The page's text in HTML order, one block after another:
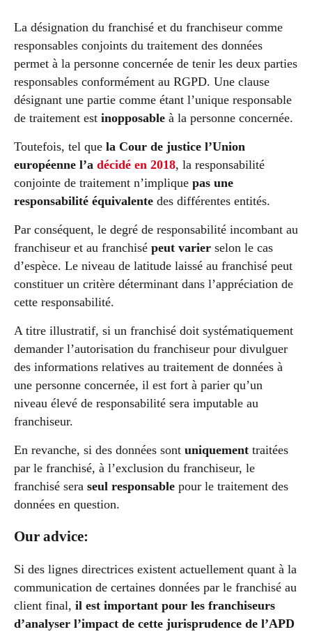
La désignation du franchisé et du franchiseur comme
responsables conjoints du traitement des données
permet à la personne concernée de tenir les deux parties
responsables conformément au RGPD. Une clause
désignant une partie comme étant l’unique responsable
de traitement est inopposable à la personne concernée.
Toutefois, tel que la Cour de justice l’Union
européenne l’a décidé en 2018, la responsabilité
conjointe de traitement n’implique pas une
responsabilité équivalente des différentes entités.
Par conséquent, le degré de responsabilité incombant au
franchiseur et au franchisé peut varier selon le cas
d’espèce. Le niveau de latitude laissé au franchisé peut
constituer un critère déterminant dans l’appréciation de
cette responsabilité.
A titre illustratif, si un franchisé doit systématiquement
demander l’autorisation du franchiseur pour divulguer
des informations relatives au traitement de données à
une personne concernée, il est fort à parier qu’un
niveau élevé de responsabilité sera imputable au
franchiseur.
En revanche, si des données sont uniquement traitées
par le franchisé, à l’exclusion du franchiseur, le
franchisé sera seul responsable pour le traitement des
données en question.
Our advice:
Si des lignes directrices existent actuellement quant à la
communication de certaines données par le franchisé au
client final, il est important pour les franchiseurs
d’analyser l’impact de cette jurisprudence de l’APD